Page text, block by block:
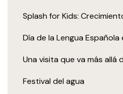
Splash for Kids:
Día de la Lengua Española
Una visita que va más
Festival del agua